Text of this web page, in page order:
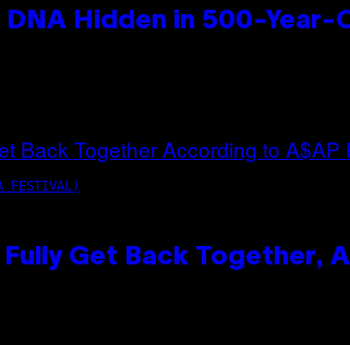
Hidden in 500-Year-
FESTIVAL)
Get Back Together,